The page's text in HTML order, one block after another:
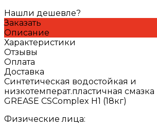
Нашли дешевле?
Заказать
Описание
Характеристики
Отзывы
Оплата
Доставка
Синтетическая водостойкая и
низкотемперат.пластичная смазка
GREASE CSComplex H1 (18кг)
Физические лица: